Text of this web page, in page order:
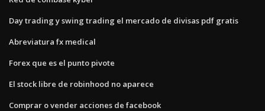
Day trading y swing trading el mercado de divisas pdf gratis
Abreviatura fx medical
Forex que es el punto pivote
El stock libre de robinhood no aparece
Comprar o vender acciones de facebook